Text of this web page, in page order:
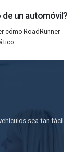
un automóvil?
cómo RoadRunner
sea tan fácil